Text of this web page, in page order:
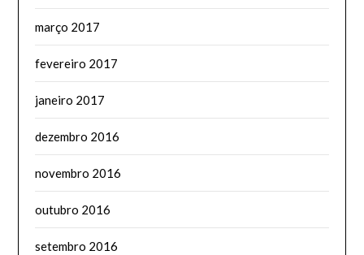
março 2017
fevereiro 2017
janeiro 2017
dezembro 2016
novembro 2016
outubro 2016
setembro 2016